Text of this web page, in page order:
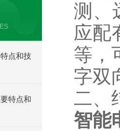
点和技
特点和
测、
应配
等，
字双
二、
智能